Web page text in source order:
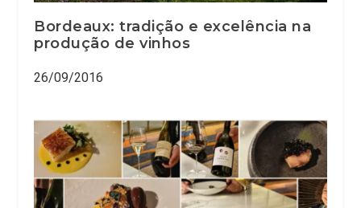
Bordeaux: tradição e excelência na
produção de vinhos
26/09/2016